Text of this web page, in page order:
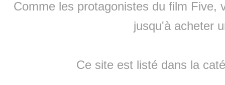
Comme les protagonistes du film Five,
jusqu'à acheter
Ce site est listé dans la